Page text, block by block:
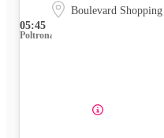
05:45
Boulevard
Poltrona